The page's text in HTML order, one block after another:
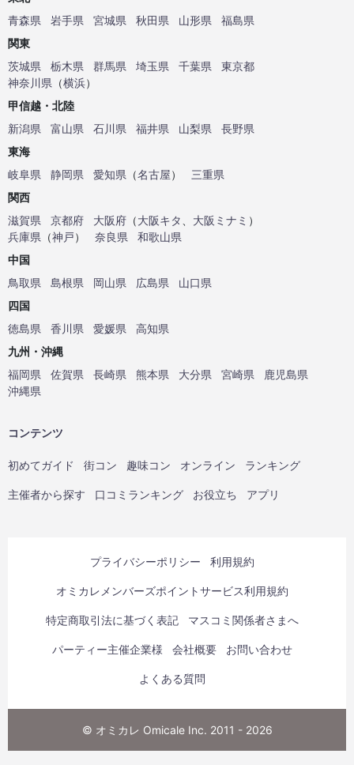
青森県
岩手県 宮城県 秋田県 山形県
福島県
関東
茨城県
栃木県 群馬県 埼玉県 千葉県
東京都
神奈川県 （横浜）
甲信越・北陸
新潟県
富山県 石川県 福井県 山梨県
長野県
東海
岐阜県
静岡県 愛知県 （名古屋）
三重県
関西
滋賀県
京都府 大阪府 （大阪キタ 大阪ミナミ ）
兵庫県 （神戸） 奈良県
和歌山県
中国
鳥取県
島根県 岡山県 広島県
山口県
四国
徳島県
香川県 愛媛県
高知県
九州・沖縄
福岡県
佐賀県 長崎県 熊本県 大分県 宮崎県
鹿児島県
沖縄県
コンテンツ
初めてガイド 街コン 趣味コン オンライン ランキング
主催者から探す 口コミランキング お役立ち アプリ
プライバシーポリシー 利用規約
オミカレメンバーズポイントサービス利用規約
特定商取引法に基づく表記 マスコミ関係者さまへ
パーティー主催企業様 会社概要 お問い合わせ
よくある質問
© オミカレ Omicale Inc. 2011 - 2026